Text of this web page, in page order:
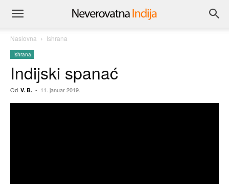
Naslovna Ishrana
Ishrana
Indijski spanać
Od V. B. - 11. januar 2019.